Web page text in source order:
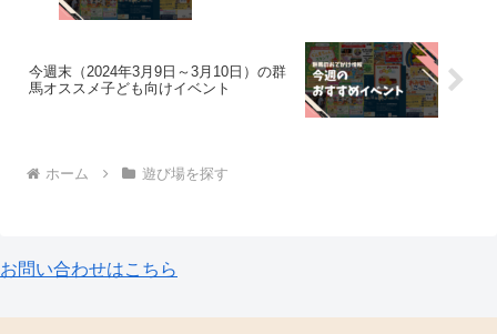
今週末（2024年3月9日～3月10日）の群
馬オススメ子ども向けイベント
ホーム 遊び場を探す
お問い合わせはこちら